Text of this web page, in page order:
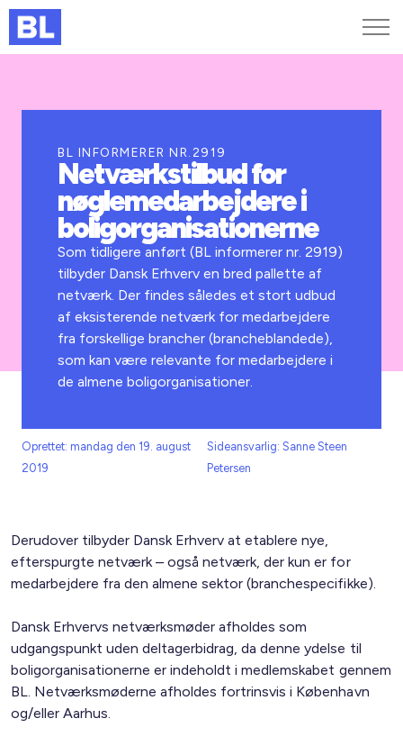
Kurser og arrangementer
Jobportalen
BL INFORMERER NR.2919
Netværkstilbud for
nøglemedarbejdere i
boligorganisationerne
Som tidligere anført (BL informerer nr. 2919)
tilbyder Dansk Erhverv en bred pallette af
netværk. Der findes således et stort udbud
af eksisterende netværk for medarbejdere
fra forskellige brancher (brancheblandede),
som kan være relevante for medarbejdere i
de almene boligorganisationer.
Oprettet: mandag den 19. august
2019
Sideansvarlig: Sanne Steen
Petersen
Derudover tilbyder Dansk Erhverv at etablere nye,
efterspurgte netværk – også netværk, der kun er for
medarbejdere fra den almene sektor (branchespecifikke).
Dansk Erhvervs netværksmøder afholdes som
udgangspunkt uden deltagerbidrag, da denne ydelse til
boligorganisationerne er indeholdt i medlemskabet gennem
BL. Netværksmøderne afholdes fortrinsvis i København
og/eller Aarhus.